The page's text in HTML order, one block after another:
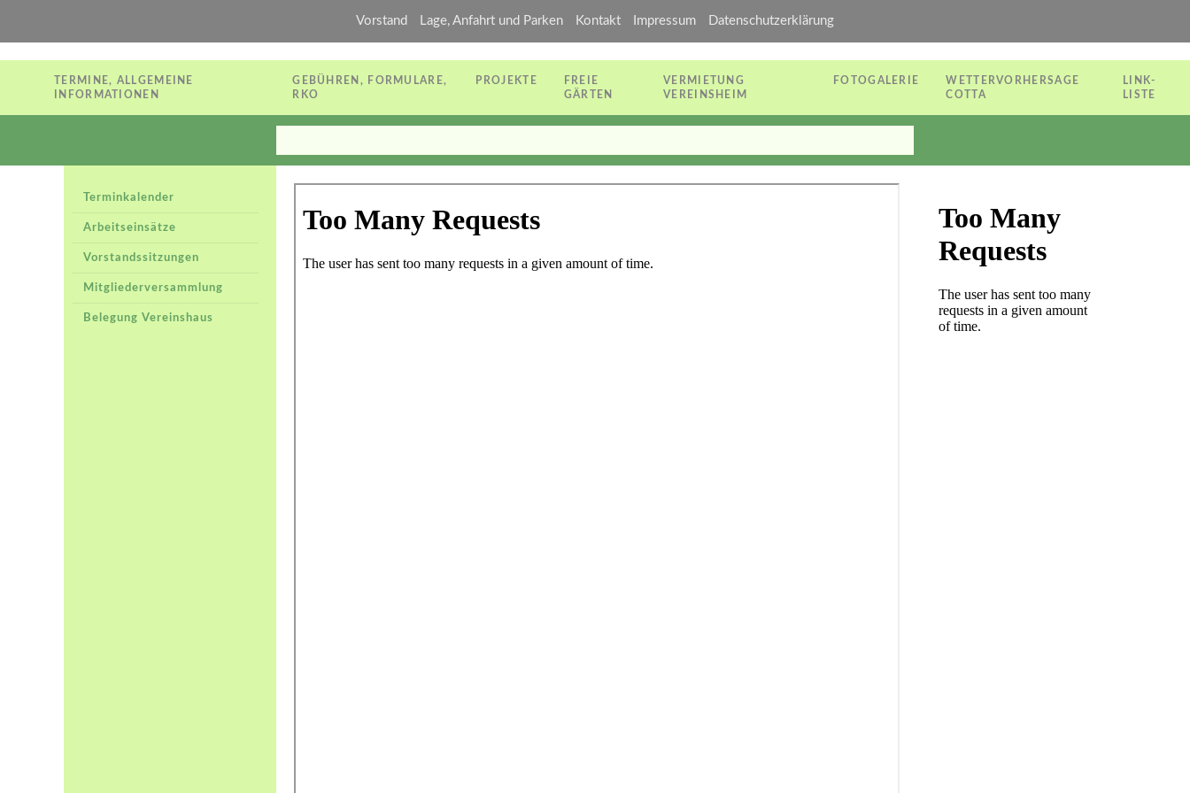
Vorstand Lage, Anfahrt und Parken Kontakt Impressum Datenschutzerklärung
TERMINE, ALLGEMEINE
INFORMATIONEN
GEBÜHREN, FORMULARE,
RKO
PROJEKTE
FREIE
GÄRTEN
VERMIETUNG
VEREINSHEIM
FOTOGALERIE
WETTERVORHERSAGE
COTTA
LINK-
LISTE
Terminkalender
Arbeitseinsätze
Vorstandssitzungen
Mitgliederversammlung
Belegung Vereinshaus